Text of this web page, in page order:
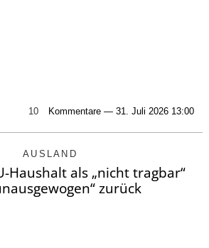
10 Kommentare — 31. Juli 2026 13:00
AUSLAND
Haushalt als „nicht tragbar“
zurück